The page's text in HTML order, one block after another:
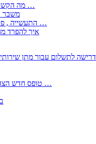
– לבעלי עסקים ובעולם העבודה EMDR מה הקשר בין חסמים …
– משבר
, התעשייה , פיצויי מס רכוש בגין נזק עקיף לענפי המסחר החקלאות …
!? איך
2355 דרישה לתשלום עבור מתן
2513-2 טופס חדש הצהרה על העברה לחול הפטורה ממס בברכה גק …